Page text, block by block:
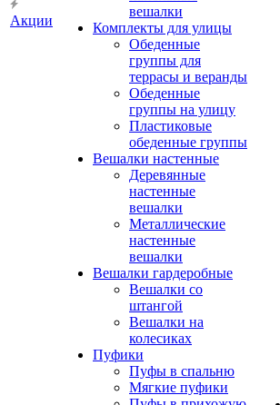
Акции
вешалки
Комплекты для улицы
Обеденные
группы для
террасы и веранды
Обеденные
группы на улицу
Пластиковые
обеденные группы
Вешалки настенные
Деревянные
настенные
вешалки
Металлические
настенные
вешалки
Вешалки гардеробные
Вешалки со
штангой
Вешалки на
колесиках
Пуфики
Пуфы в спальню
Мягкие пуфики